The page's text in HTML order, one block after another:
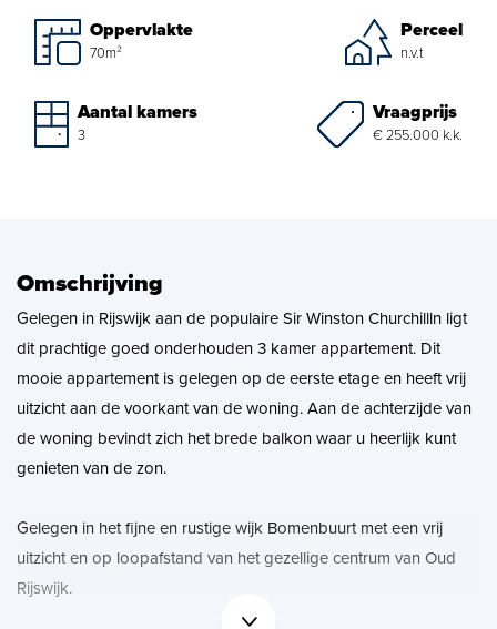
Klantbeoordelingen
Contact
Oppervlakte
70m²
Perceel
n.v.t
Aantal kamers
3
Vraagprijs
€ 255.000 k.k.
Omschrijving
Gelegen in Rijswijk aan de populaire Sir Winston Churchillln ligt
dit prachtige goed onderhouden 3 kamer appartement. Dit
mooie appartement is gelegen op de eerste etage en heeft vrij
uitzicht aan de voorkant van de woning. Aan de achterzijde van
de woning bevindt zich het brede balkon waar u heerlijk kunt
genieten van de zon.
Gelegen in het fijne en rustige wijk Bomenbuurt met een vrij
uitzicht en op loopafstand van het gezellige centrum van Oud
Rijswijk.